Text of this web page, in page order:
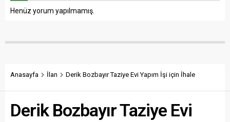
Henüz yorum yapılmamış.
Anasayfa İlan Derik Bozbayır Taziye Evi Yapım İşi için İhale
Derik Bozbayır Taziye Evi